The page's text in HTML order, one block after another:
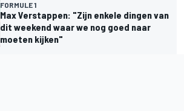
FORMULE 1
Max Verstappen: "Zijn enkele dingen van
dit weekend waar we nog goed naar
moeten kijken"